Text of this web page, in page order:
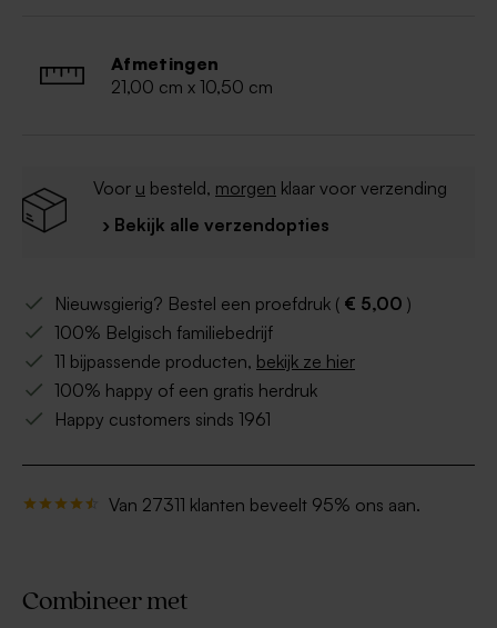
De pochette wordt afgewerkt geleverd, de kleine
kaartjes dien je nog zelf toe te voegen.
Buromac referentie: 108.081
Afmetingen
21,00 cm x 10,50 cm
Voor u besteld, morgen klaar voor verzending
› Bekijk alle verzendopties
Nieuwsgierig? Bestel een proefdruk ( € 5,00 )
100% Belgisch familiebedrijf
11 bijpassende producten, bekijk ze hier
100% happy of een gratis herdruk
Happy customers sinds 1961
Van 27311 klanten beveelt 95% ons aan.
Combineer met